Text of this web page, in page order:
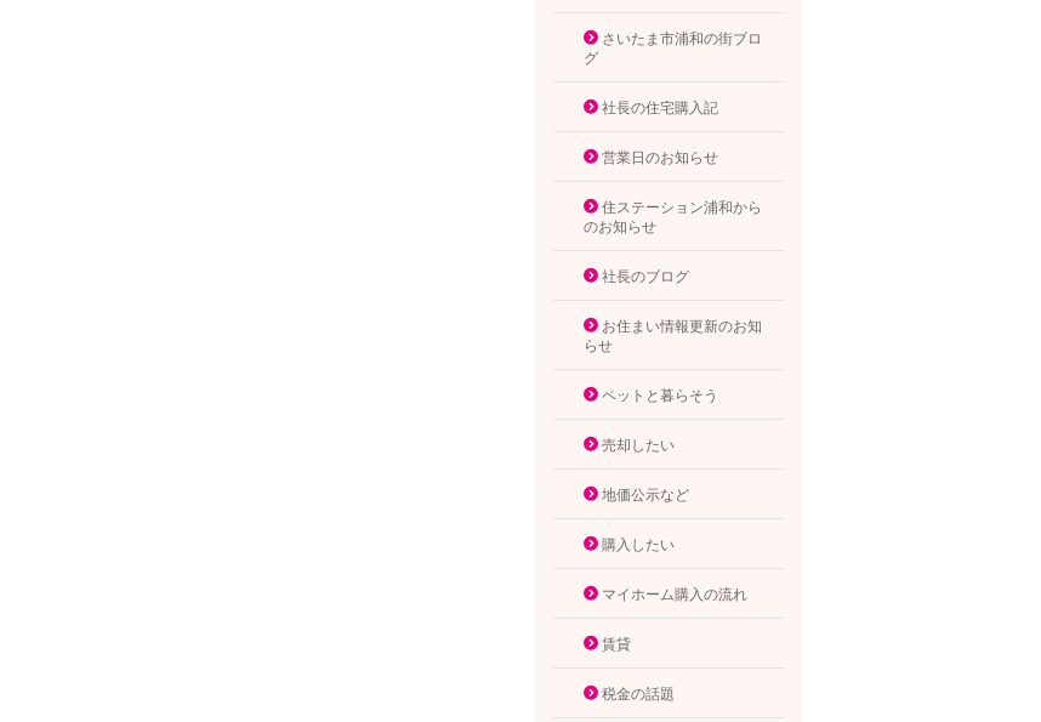
さいたま市浦和の街ブロ
グ
社長の住宅購入記
営業日のお知らせ
住ステーション浦和から
のお知らせ
社長のブログ
お住まい情報更新のお知
らせ
ペットと暮らそう
売却したい
地価公示など
購入したい
マイホーム購入の流れ
賃貸
税金の話題